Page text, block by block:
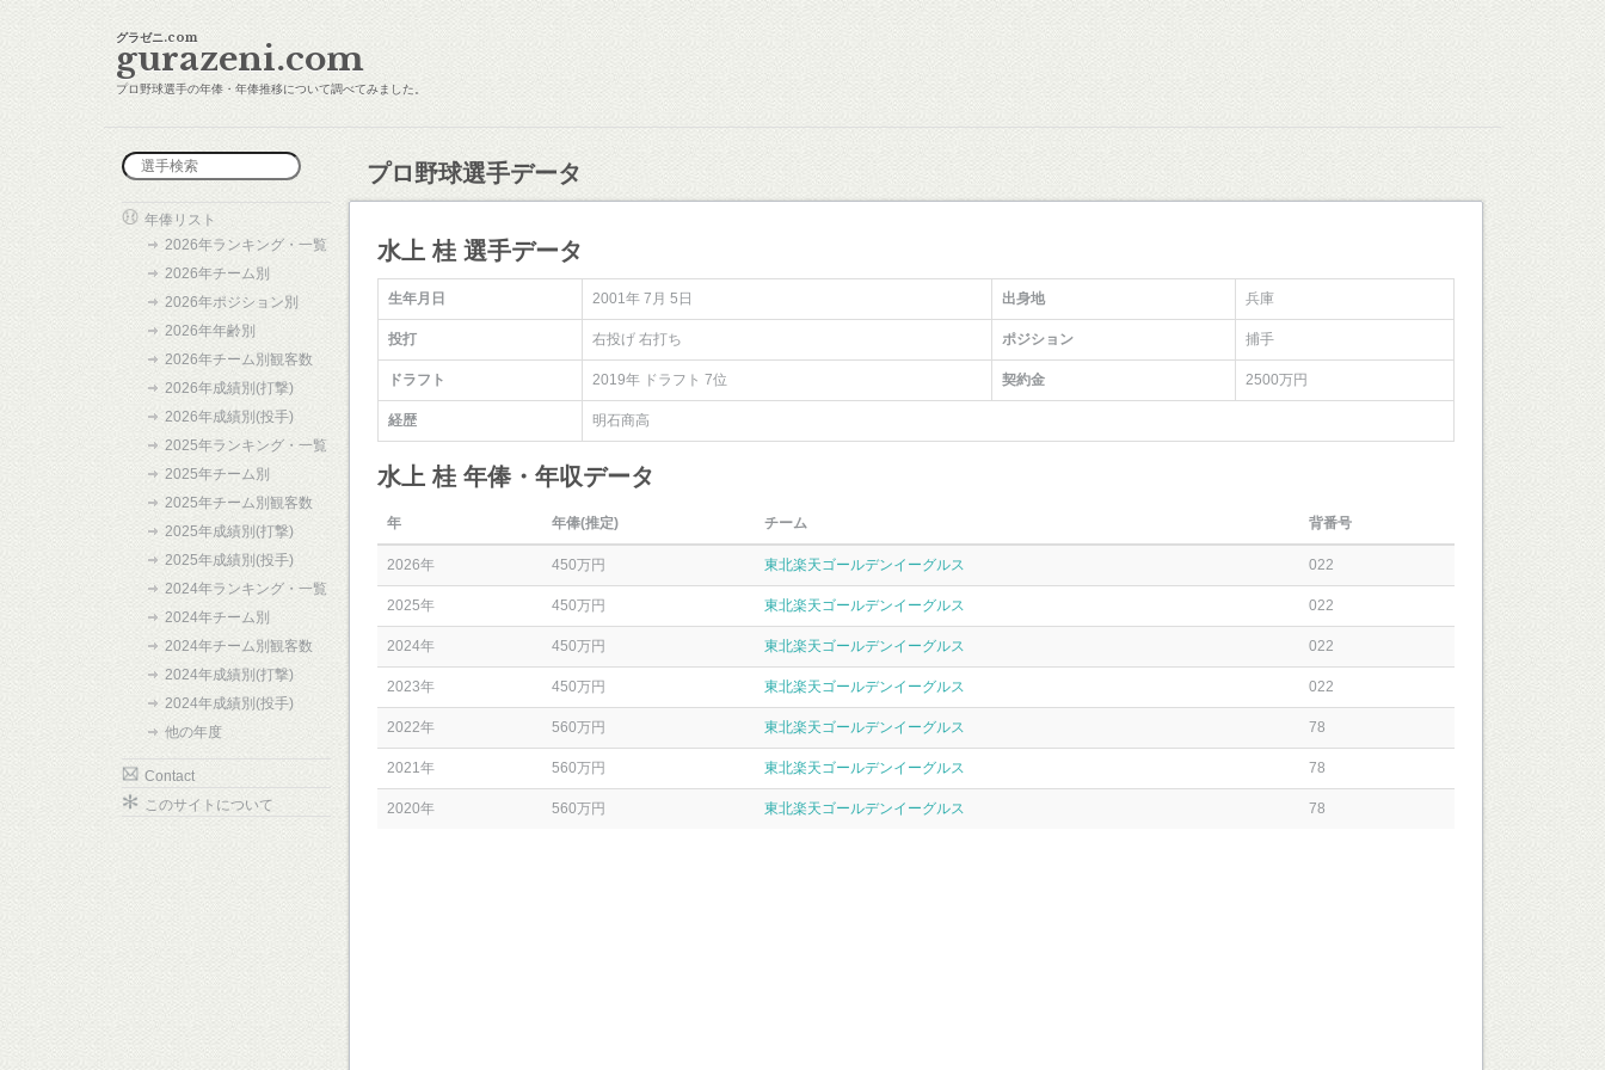
グラゼニ.com
gurazeni.com
プロ野球選手の年俸・年俸推移について調べてみました。
年俸リスト
2026年ランキング・一覧
2026年チーム別
2026年ポジション別
2026年年齢別
2026年チーム別観客数
2026年成績別(打撃)
2026年成績別(投手)
2025年ランキング・一覧
2025年チーム別
2025年チーム別観客数
2025年成績別(打撃)
2025年成績別(投手)
2024年ランキング・一覧
2024年チーム別
2024年チーム別観客数
2024年成績別(打撃)
2024年成績別(投手)
他の年度
Contact
このサイトについて
プロ野球選手データ
水上 桂 選手データ
生年月日 2001年 7月 5日 出身地 兵庫
投打 右投げ 右打ち ポジション 捕手
ドラフト 2019年 ドラフト 7位 契約金 2500万円
経歴 明石商高
水上 桂 年俸・年収データ
年 年俸(推定) チーム 背番号
2026年 450万円 東北楽天ゴールデンイーグルス 022
2025年 450万円 東北楽天ゴールデンイーグルス 022
2024年 450万円 東北楽天ゴールデンイーグルス 022
2023年 450万円 東北楽天ゴールデンイーグルス 022
2022年 560万円 東北楽天ゴールデンイーグルス 78
2021年 560万円 東北楽天ゴールデンイーグルス 78
2020年 560万円 東北楽天ゴールデンイーグルス 78